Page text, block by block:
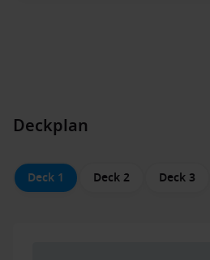
Deckplan
Deck 1 Deck 2 Deck 3